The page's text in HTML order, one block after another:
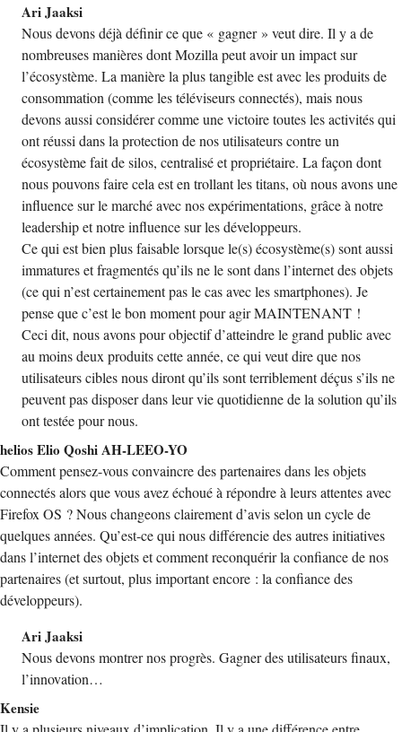
Ari Jaaksi
Nous devons déjà définir ce que « gagner » veut dire. Il y a de
nombreuses manières dont Mozilla peut avoir un impact sur
l’écosystème. La manière la plus tangible est avec les produits de
consommation (comme les téléviseurs connectés), mais nous
devons aussi considérer comme une victoire toutes les activités qui
ont réussi dans la protection de nos utilisateurs contre un
écosystème fait de silos, centralisé et propriétaire. La façon dont
nous pouvons faire cela est en trollant les titans, où nous avons une
influence sur le marché avec nos expérimentations, grâce à notre
leadership et notre influence sur les développeurs.
Ce qui est bien plus faisable lorsque le(s) écosystème(s) sont aussi
immatures et fragmentés qu’ils ne le sont dans l’internet des objets
(ce qui n’est certainement pas le cas avec les smartphones). Je
pense que c’est le bon moment pour agir MAINTENANT !
Ceci dit, nous avons pour objectif d’atteindre le grand public avec
au moins deux produits cette année, ce qui veut dire que nos
utilisateurs cibles nous diront qu’ils sont terriblement déçus s’ils ne
peuvent pas disposer dans leur vie quotidienne de la solution qu’ils
ont testée pour nous.
helios Elio Qoshi AH-LEEO-YO
Comment pensez-vous convaincre des partenaires dans les objets
connectés alors que vous avez échoué à répondre à leurs attentes avec
Firefox OS ? Nous changeons clairement d’avis selon un cycle de
quelques années. Qu’est-ce qui nous différencie des autres initiatives
dans l’internet des objets et comment reconquérir la confiance de nos
partenaires (et surtout, plus important encore : la confiance des
développeurs).
Ari Jaaksi
Nous devons montrer nos progrès. Gagner des utilisateurs finaux,
l’innovation…
Kensie